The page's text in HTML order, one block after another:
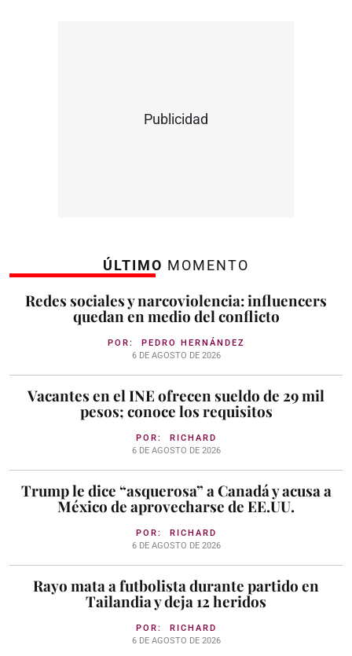
Publicidad
ÚLTIMO MOMENTO
Redes sociales y narcoviolencia: influencers
quedan en medio del conflicto
POR: PEDRO HERNÁNDEZ
6 DE AGOSTO DE 2026
Vacantes en el INE ofrecen sueldo de 29 mil
pesos; conoce los requisitos
POR: RICHARD
6 DE AGOSTO DE 2026
Trump le dice “asquerosa” a Canadá y acusa a
México de aprovecharse de EE.UU.
POR: RICHARD
6 DE AGOSTO DE 2026
Rayo mata a futbolista durante partido en
Tailandia y deja 12 heridos
POR: RICHARD
6 DE AGOSTO DE 2026